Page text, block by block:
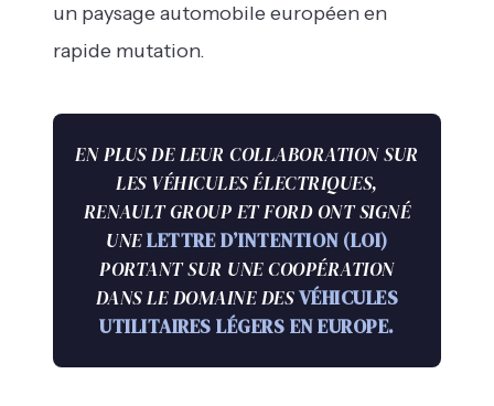
un paysage automobile européen en
rapide mutation.
EN PLUS DE LEUR COLLABORATION SUR
LES VÉHICULES ÉLECTRIQUES,
RENAULT GROUP ET FORD ONT SIGNÉ
UNELETTRE D’INTENTION (LOI)
PORTANT SUR UNE COOPÉRATION
DANS LE DOMAINE DESVÉHICULES
UTILITAIRES LÉGERS EN EUROPE.